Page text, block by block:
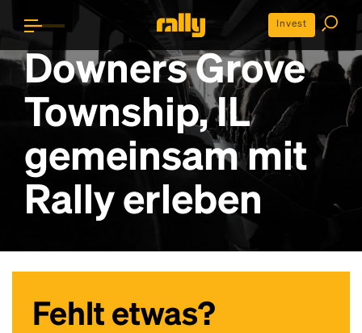
Invest
Downers Grove
Township, IL
gemeinsam mit
Rally erleben
Fehlt etwas?